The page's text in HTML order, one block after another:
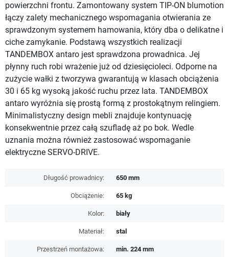
powierzchni frontu. Zamontowany system TIP-ON blumotion
łączy zalety mechanicznego wspomagania otwierania ze
sprawdzonym systemem hamowania, który dba o delikatne i
ciche zamykanie. Podstawą wszystkich realizacji
TANDEMBOX antaro jest sprawdzona prowadnica. Jej
płynny ruch robi wrażenie już od dziesięcioleci. Odporne na
zużycie wałki z tworzywa gwarantują w klasach obciążenia
30 i 65 kg wysoką jakość ruchu przez lata. TANDEMBOX
antaro wyróżnia się prostą formą z prostokątnym relingiem.
Minimalistyczny design mebli znajduje kontynuację
konsekwentnie przez całą szufladę aż po bok. Wedle
uznania można również zastosować wspomaganie
elektryczne SERVO-DRIVE.
Długość prowadnicy: 650 mm
Obciążenie: 65 kg
Kolor: biały
Materiał: stal
Przestrzeń montażowa: min. 224 mm